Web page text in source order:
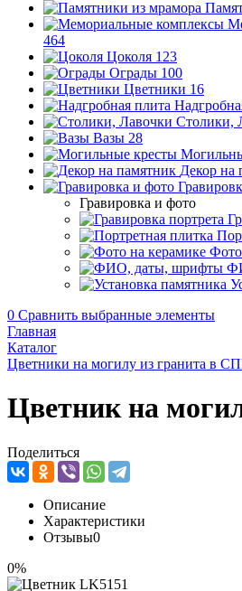
464
Цоколя 123
Ограды 100
Цветники 16
Столики,
Вазы 28
Декор на
Гравировка и фото
0 Сравнить выбранные элементы
Главная
Каталог
Цветники на могилу из гранита в
Цветник на
Поделиться
Описание
Характеристики
Отзывы0
0%